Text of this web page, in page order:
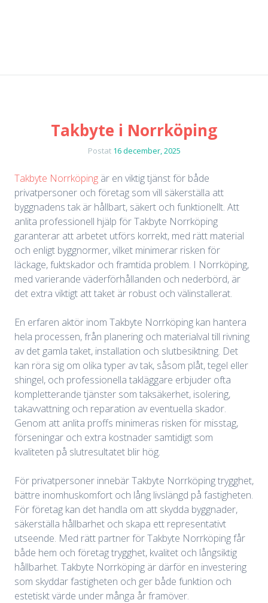
Takbyte i Norrköping
Postat 16 december, 2025
Takbyte Norrköping är en viktig tjänst för både
privatpersoner och företag som vill säkerställa att
byggnadens tak är hållbart, säkert och funktionellt. Att
anlita professionell hjälp för Takbyte Norrköping
garanterar att arbetet utförs korrekt, med rätt material
och enligt byggnormer, vilket minimerar risken för
läckage, fuktskador och framtida problem. I Norrköping,
med varierande väderförhållanden och nederbörd, är
det extra viktigt att taket är robust och välinstallerat.
En erfaren aktör inom Takbyte Norrköping kan hantera
hela processen, från planering och materialval till rivning
av det gamla taket, installation och slutbesiktning. Det
kan röra sig om olika typer av tak, såsom plåt, tegel eller
shingel, och professionella takläggare erbjuder ofta
kompletterande tjänster som taksäkerhet, isolering,
takavvattning och reparation av eventuella skador.
Genom att anlita proffs minimeras risken för misstag,
förseningar och extra kostnader samtidigt som
kvaliteten på slutresultatet blir hög.
För privatpersoner innebär Takbyte Norrköping trygghet,
bättre inomhuskomfort och lång livslängd på fastigheten.
För företag kan det handla om att skydda byggnader,
säkerställa hållbarhet och skapa ett representativt
utseende. Med rätt partner för Takbyte Norrköping får
både hem och företag trygghet, kvalitet och långsiktig
hållbarhet. Takbyte Norrköping är därför en investering
som skyddar fastigheten och ger både funktion och
estetiskt värde under många år framöver.